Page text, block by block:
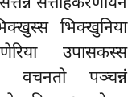
भिक्खुनिया
उपासकस्स
वचनतो पञ्चन्नं